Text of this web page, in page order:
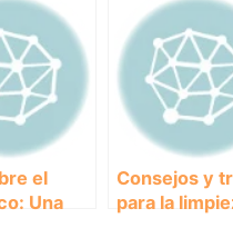
el
Una
Consejos y
para la